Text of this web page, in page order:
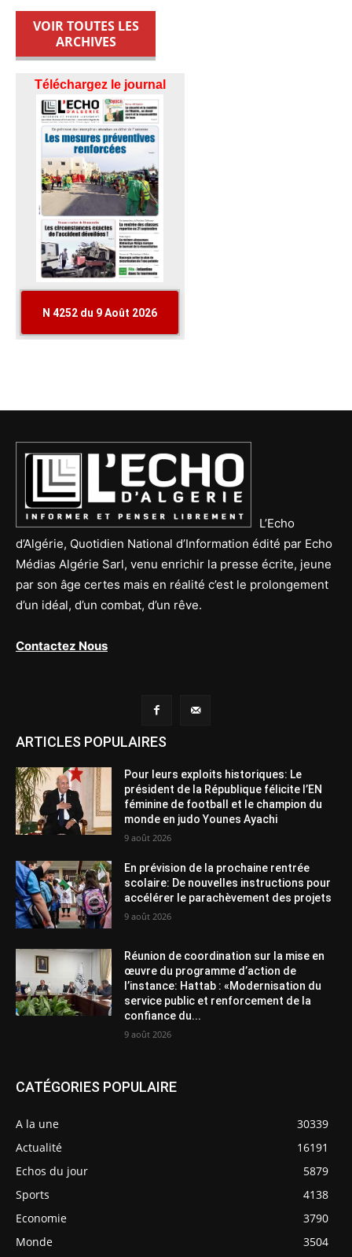
VOIR TOUTES LES
ARCHIVES
L’Echo
d’Algérie, Quotidien National d’Information édité par Echo
Médias Algérie Sarl, venu enrichir la presse écrite, jeune
par son âge certes mais en réalité c’est le prolongement
d’un idéal, d’un combat, d’un rêve.
Contactez Nous
ARTICLES POPULAIRES
Pour leurs exploits historiques: Le
président de la République félicite l’EN
féminine de football et le champion du
monde en judo Younes Ayachi
9 août 2026
En prévision de la prochaine rentrée
scolaire: De nouvelles instructions pour
accélérer le parachèvement des projets
9 août 2026
Réunion de coordination sur la mise en
œuvre du programme d’action de
l’instance: Hattab : «Modernisation du
service public et renforcement de la
confiance du...
9 août 2026
CATÉGORIES POPULAIRE
A la une
30339
Actualité
16191
Echos du jour
5879
Sports
4138
Economie
3790
Monde
3504